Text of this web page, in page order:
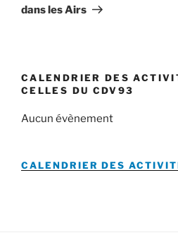
dans les Airs
CALENDRIER DES
CELLES DU CDV93
Aucun évènement
CALENDRIER DES